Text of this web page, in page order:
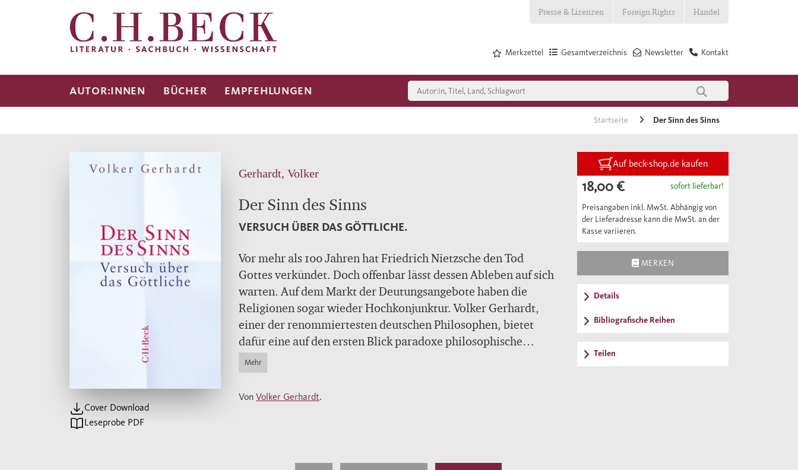
Presse & Lizenzen Foreign Rights Handel
Kontakt
Newsletter
Gesamtverzeichnis
Merkzettel
AUTOR:INNEN BÜCHER EMPFEHLUNGEN
Startseite Der Sinn des Sinns
Cover Download
Leseprobe PDF
Gerhardt, Volker
Der Sinn des Sinns
VERSUCH ÜBER DAS GÖTTLICHE.
Vor mehr als 100 Jahren hat Friedrich Nietzsche den Tod
Gottes verkündet. Doch offenbar lässt dessen Ableben auf sich
warten. Auf dem Markt der Deutungsangebote haben die
Religionen sogar wieder Hochkonjunktur. Volker Gerhardt,
einer der renommiertesten deutschen Philosophen, bietet
dafür eine auf den ersten Blick paradoxe philosophische
Erklärung an: Es ist gerade auch das sich ständig vermehrende
Wissen, das der Ergänzung durch den Glauben bedarf.
Mehr
Von Volker Gerhardt.
Auf beck-shop.de kaufen
18,00 € sofort lieferbar!
Preisangaben inkl. MwSt. Abhängig von
der Lieferadresse kann die MwSt. an der
Kasse variieren.
MERKEN
Details
Bibliografische Reihen
Teilen